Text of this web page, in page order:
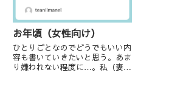
お年頃（女性向け）
ひとりごとなのでどうでもいい内
容も書いていきたいと思う。あま
り嫌われない程度に…。私（妻の